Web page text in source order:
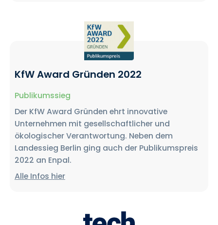
KfW Award Gründen 2022
Publikumssieg
Der KfW Award Gründen ehrt innovative
Unternehmen mit gesellschaftlicher und
ökologischer Verantwortung. Neben dem
Landessieg Berlin ging auch der Publikumspreis
2022 an Enpal.
Alle Infos hier